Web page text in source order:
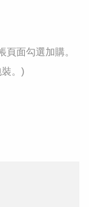
面勾選加購。
。)